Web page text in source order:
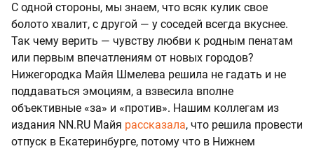
С одной стороны, мы знаем, что всяк кулик свое
болото хвалит, с другой — у соседей всегда вкуснее.
Так чему верить — чувству любви к родным пенатам
или первым впечатлениям от новых городов?
Нижегородка Майя Шмелева решила не гадать и не
поддаваться эмоциям, а взвесила вполне
объективные «за» и «против». Нашим коллегам из
издания NN.RU Майя рассказала, что решила провести
отпуск в Екатеринбурге, потому что в Нижнем